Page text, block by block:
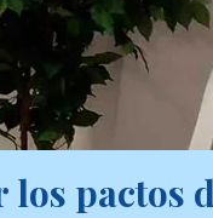
los pactos